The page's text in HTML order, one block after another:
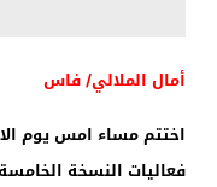
أمال الملالي/ فاس
اختتم مساء امس يوم الاربعاء 8غشت 2012
فعاليات النسخة